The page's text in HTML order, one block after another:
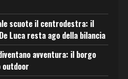
scuote il centrodestra: il
Luca resta ago della bilancia
avventura: il borgo
outdoor